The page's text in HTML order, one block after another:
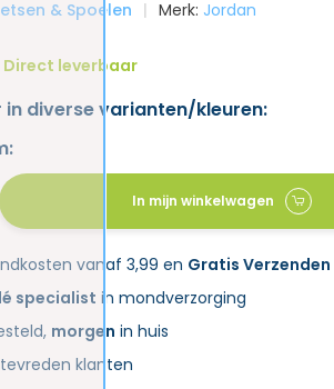
& Spoelen Merk: Jordan
Direct leverbaar
diverse varianten/kleuren:
In mijn winkelwagen
vanaf 3,99 en Gratis Verzenden
specialist in mondverzorging
morgen in huis
tevreden klanten